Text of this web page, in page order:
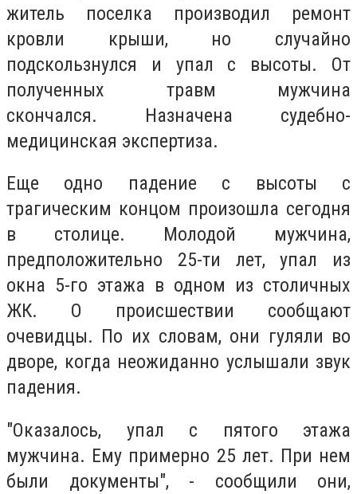
житель поселка производил ремонт
кровли крыши, но случайно
подскользнулся и упал с высоты. От
полученных травм мужчина
скончался. Назначена судебно-
медицинская экспертиза.
Еще одно падение с высоты с
трагическим концом произошла сегодня
в столице. Молодой мужчина,
предположительно 25-ти лет, упал из
окна 5-го этажа в одном из столичных
ЖК. О происшествии сообщают
очевидцы. По их словам, они гуляли во
дворе, когда неожиданно услышали звук
падения.
"Оказалось, упал с пятого этажа
мужчина. Ему примерно 25 лет. При нем
были документы", - сообщили они,